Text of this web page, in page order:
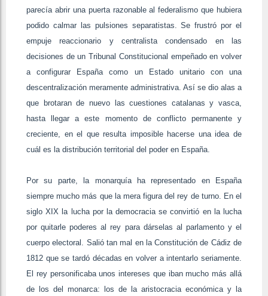
parecía abrir una puerta razonable al federalismo que hubiera
podido calmar las pulsiones separatistas. Se frustró por el
empuje reaccionario y centralista condensado en las
decisiones de un Tribunal Constitucional empeñado en volver
a configurar España como un Estado unitario con una
descentralización meramente administrativa. Así se dio alas a
que brotaran de nuevo las cuestiones catalanas y vasca,
hasta llegar a este momento de conflicto permanente y
creciente, en el que resulta imposible hacerse una idea de
cuál es la distribución territorial del poder en España.
Por su parte, la monarquía ha representado en España
siempre mucho más que la mera figura del rey de turno. En el
siglo XIX la lucha por la democracia se convirtió en la lucha
por quitarle poderes al rey para dárselas al parlamento y el
cuerpo electoral. Salió tan mal en la Constitución de Cádiz de
1812 que se tardó décadas en volver a intentarlo seriamente.
El rey personificaba unos intereses que iban mucho más allá
de los del monarca: los de la aristocracia económica y la